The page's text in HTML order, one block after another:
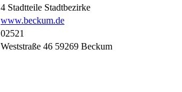
4 Stadtteile Stadtbezirke
www.beckum.de
02521
Weststraße 46 59269 Beckum